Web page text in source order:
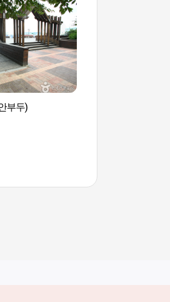
부두)